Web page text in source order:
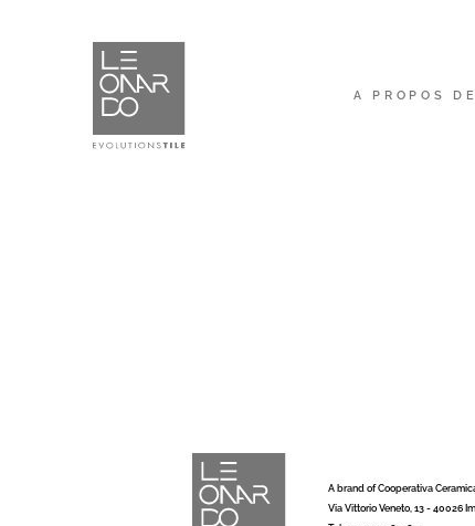
A PROPOS
A brand of Cooperativa
Via Vittorio Veneto, 13 - 40026